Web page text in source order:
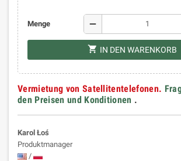
Menge remove
shopping_cart IN DEN WARENKORB
Vermietung von Satellitentelefonen.
den Preisen und Konditionen .
Karol Łoś
Produktmanager
/